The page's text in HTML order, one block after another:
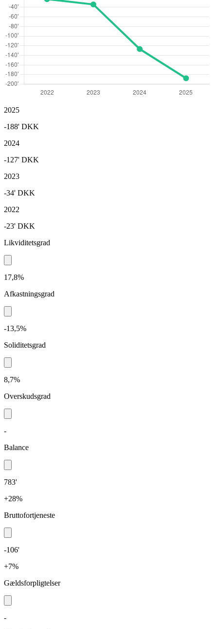
2025
-188' DKK
2024
-127' DKK
2023
-34' DKK
2022
-23' DKK
Likviditetsgrad
17,8%
Afkastningsgrad
-13,5%
Soliditetsgrad
8,7%
Overskudsgrad
-
Balance
783'
+28%
Bruttofortjeneste
-106'
+7%
Gældsforpligtelser
-